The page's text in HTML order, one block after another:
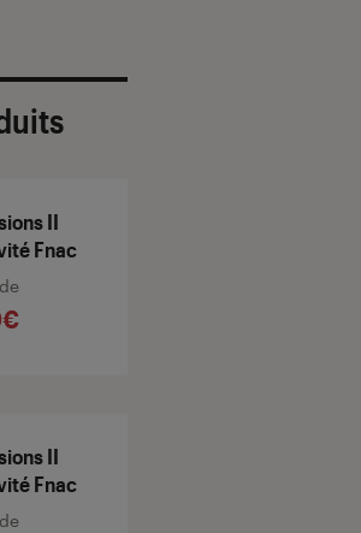
II
Fnac
II
Fnac